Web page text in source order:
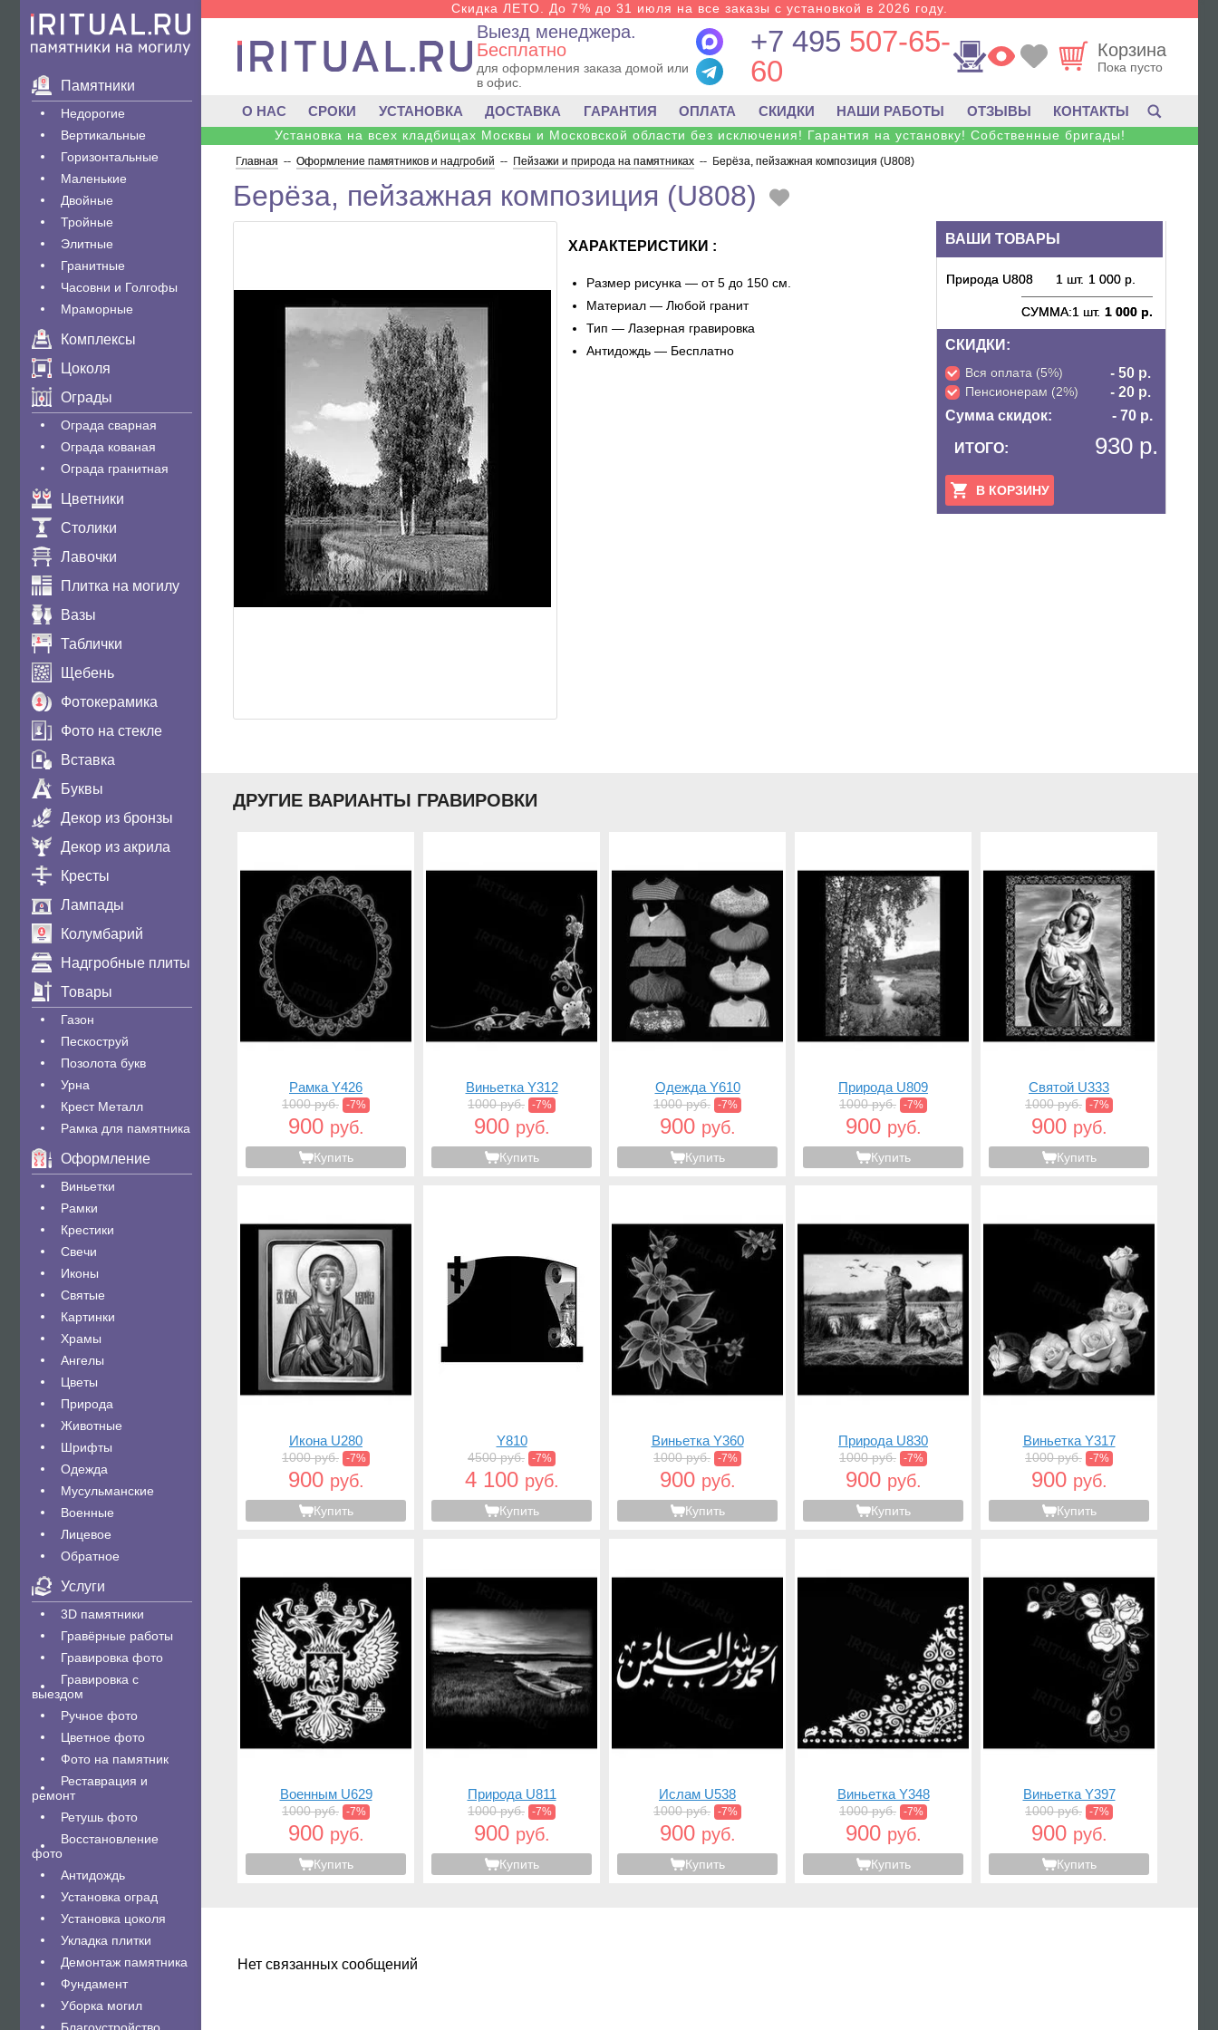
Памятники
Недорогие
Вертикальные
Горизонтальные
Маленькие
Двойные
Тройные
Элитные
Гранитные
Часовни и Голгофы
Мраморные
Комплексы
Цоколя
Ограды
Ограда сварная
Ограда кованая
Ограда гранитная
Цветники
Столики
Лавочки
Плитка на могилу
Вазы
Таблички
Щебень
Фотокерамика
Фото на стекле
Вставка
Буквы
Декор из бронзы
Декор из акрила
Кресты
Лампады
Колумбарий
Надгробные плиты
Товары
Газон
Пескоструй
Позолота букв
Урна
Крест Металл
Рамка для памятника
Оформление
Виньетки
Рамки
Крестики
Свечи
Иконы
Святые
Картинки
Храмы
Ангелы
Цветы
Природа
Животные
Шрифты
Одежда
Мусульманские
Военные
Лицевое
Обратное
Услуги
3D памятники
Гравëрные работы
Гравировка фото
Гравировка с
выездом
Ручное фото
Цветное фото
Фото на памятник
Реставрация и
ремонт
Ретушь фото
Восстановление
фото
Антидождь
Установка оград
Установка цоколя
Укладка плитки
Демонтаж памятника
Фундамент
Уборка могил
Скидка ЛЕТО. До 7% до 31 июля на все заказы с установкой в 2026 году.
Выезд менеджера.
Бесплатно
для оформления заказа домой или
в офис.
+7 495 507-65-
60
Корзина
Пока пусто
О НАС СРОКИ УСТАНОВКА ДОСТАВКА ГАРАНТИЯ ОПЛАТА СКИДКИ НАШИ РАБОТЫ ОТЗЫВЫ КОНТАКТЫ
Установка на всех кладбищах Москвы и Московской области без исключения! Гарантия на установку! Собственные бригады!
Главная -- Оформление памятников и надгробий -- Пейзажи и природа на памятниках -- Берёза, пейзажная композиция (U808)
Берёза, пейзажная композиция (U808)
ВАШИ ТОВАРЫ
Природа U808 1 шт. 1 000 р.
СУММА:1 шт. 1 000 р.
СКИДКИ:
Вся оплата (5%) - 50 р.
Пенсионерам (2%)
- 20 р.
Сумма скидок:
- 70 р.
ИТОГО: 930 р.
В КОРЗИНУ
ХАРАКТЕРИСТИКИ :
Размер рисунка — от 5 до 150 см.
Материал — Любой гранит
Тип — Лазерная гравировка
Антидождь — Бесплатно
ДРУГИЕ ВАРИАНТЫ ГРАВИРОВКИ
Рамка Y426
1000 руб. -7%
900 руб.
Купить
Виньетка Y312
1000 руб. -7%
900 руб.
Купить
Одежда Y610
1000 руб. -7%
900 руб.
Купить
Природа U809
1000 руб. -7%
900 руб.
Купить
Святой U333
1000 руб. -7%
900 руб.
Купить
Икона U280
1000 руб. -7%
900 руб.
Купить
Y810
4500 руб. -7%
4 100 руб.
Купить
Виньетка Y360
1000 руб. -7%
900 руб.
Купить
Природа U830
1000 руб. -7%
900 руб.
Купить
Виньетка Y317
1000 руб. -7%
900 руб.
Купить
Военным U629
1000 руб. -7%
900 руб.
Купить
Природа U811
1000 руб. -7%
900 руб.
Купить
Ислам U538
1000 руб. -7%
900 руб.
Купить
Виньетка Y348
1000 руб. -7%
900 руб.
Купить
Виньетка Y397
1000 руб. -7%
900 руб.
Купить
Нет связанных сообщений